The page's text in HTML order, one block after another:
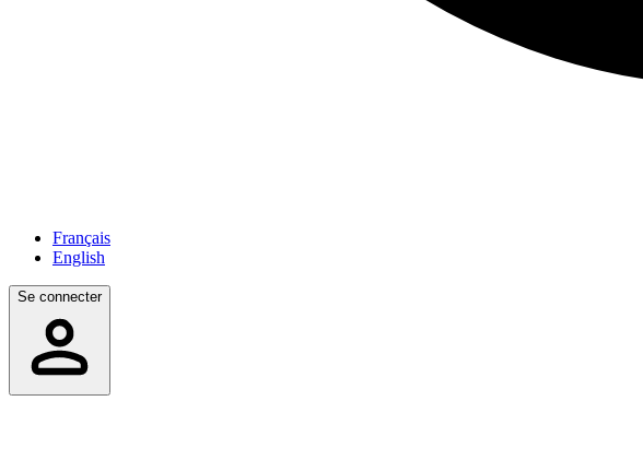
Français
English
Se connecter